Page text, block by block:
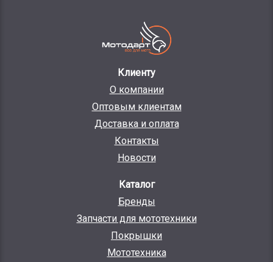
Клиенту
О компании
Оптовым клиентам
Доставка и оплата
Контакты
Новости
Каталог
Бренды
Запчасти для мототехники
Покрышки
Мототехника